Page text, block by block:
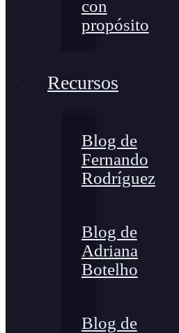
con
propósito
Recursos
Blog de
Fernando
Rodríguez
Blog de
Adriana
Botelho
Blog de